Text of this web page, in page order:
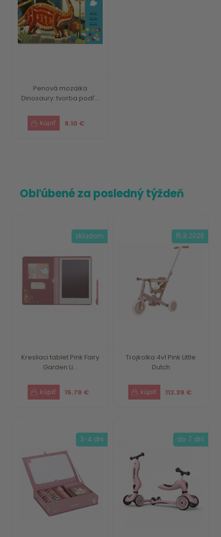
Penová mozaika
Dinosaury: tvorba podľ...
8.10 €
Obľúbené za posledný týždeň
Kresliaci tablet Pink Fairy
Garden Li...
15.79 €
skladom
Trojkolka 4v1 Pink Little
Dutch
112.39 €
15.8.2026
3-4 dni do 7 dní